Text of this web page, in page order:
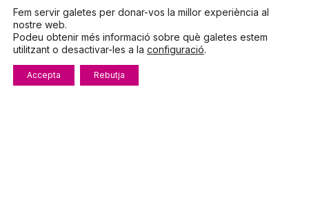
Galeries Carmen. C. Dídac Garrell, 10, 2on pis17230,
PalamosGirona
Parlem?
Fem servir galetes per donar-vos la millor experiència al
nostre web.
Podeu obtenir més informació sobre què galetes estem
utilitzant o desactivar-les a la configuració.
Accepta Rebutja